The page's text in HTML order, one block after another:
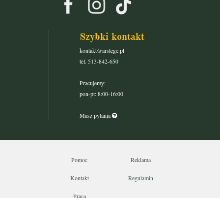
Szybki kontakt
kontakt@arslege.pl
tel. 513-842-650
Pracujemy:
pon-pt: 8:00-16:00
Masz pytania
Pomoc Reklama
Kontakt Regulamin
Praca